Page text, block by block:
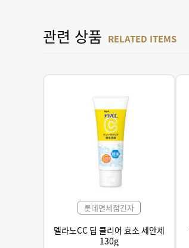
관련 상품 RELATED ITEMS
롯데면세점긴자
멜라노CC 딥 클리어 효소 세안제
130g